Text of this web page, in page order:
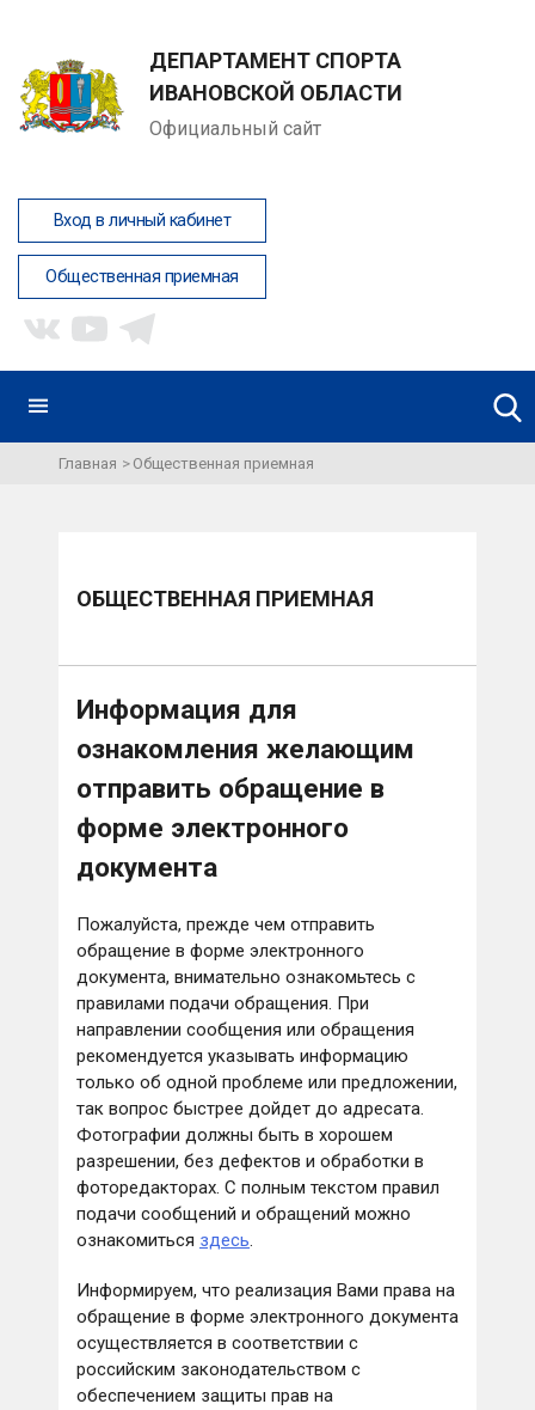
ДЕПАРТАМЕНТ СПОРТА
ИВАНОВСКОЙ ОБЛАСТИ
Официальный сайт
Вход в личный кабинет
Общественная приемная
Главная Общественная приемная
ОБЩЕСТВЕННАЯ ПРИЕМНАЯ
Информация для
ознакомления желающим
отправить обращение в
форме электронного
документа
Пожалуйста, прежде чем отправить
обращение в форме электронного
документа, внимательно ознакомьтесь с
правилами подачи обращения. При
направлении сообщения или обращения
рекомендуется указывать информацию
только об одной проблеме или предложении,
так вопрос быстрее дойдет до адресата.
Фотографии должны быть в хорошем
разрешении, без дефектов и обработки в
фоторедакторах. С полным текстом правил
подачи сообщений и обращений можно
ознакомиться здесь.
Информируем, что реализация Вами права на
обращение в форме электронного документа
осуществляется в соответствии с
российским законодательством с
обеспечением защиты прав на